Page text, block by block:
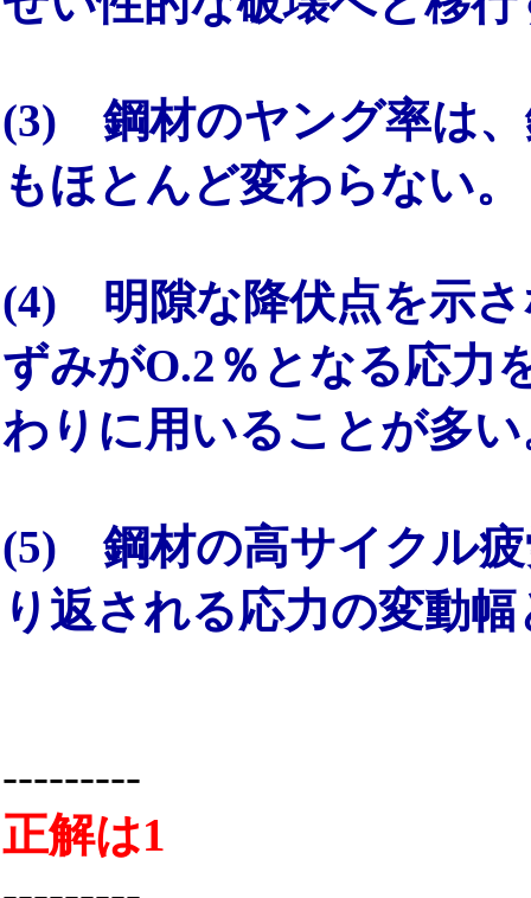
(3) 鋼材のヤング率は、
もほとんど変わらない。
(4) 明隙な降伏点を示さ
ずみがO.2％となる応力
わりに用いることが多い
(5) 鋼材の高サイクル疲
り返される応力の変動
---------
正解は1